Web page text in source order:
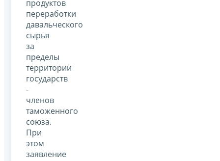
продуктов
переработки
давальческого
сырья
за
пределы
территории
государств
-
членов
таможенного
союза.
При
этом
заявление